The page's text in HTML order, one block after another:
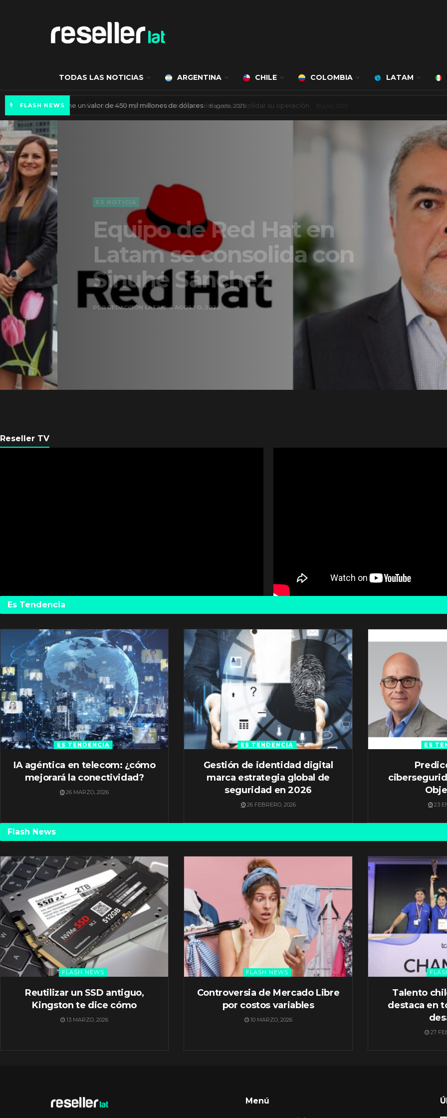
TODAS LAS NOTICIAS ARGENTINA CHILE COLOMBIA LATAM
FLASH NEWS Mercado de IA agéntica tiene un valor de 450 mil millones de dólares 8 agosto, 2025
ES NOTICIA
Equipo de Red Hat en
Latam se consolida con
Sinuhé Sánchez
POR REDACCIÓN LATAM 4 AGOSTO, 2026
Reseller TV
Es Tendencia
ES TENDENCIA
IA agéntica en telecom: ¿cómo
mejorará la conectividad?
26 MARZO, 2026
ES TENDENCIA
Gestión de identidad digital
marca estrategia global de
seguridad en 2026
26 FEBRERO, 2026
ES
23
Flash News
FLASH NEWS
Reutilizar un SSD antiguo,
Kingston te dice cómo
13 MARZO, 2026
FLASH NEWS
Controversia de Mercado Libre
por costos variables
10 MARZO, 2026
Talento
destaca en
27
Menú